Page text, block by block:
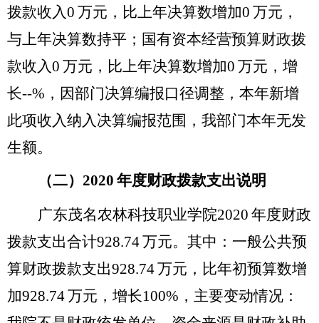
拨款收入0 万元，比上年决算数增加0 万元，
与上年决算数持平 ；国有资本经营预算财政拨
款收入0 万元，比上年决算数增加0 万元， 增
长--% ，因部门决算编报口径调整，本年新增
此项收入纳入决算编报范围，我部门本年无发
生额。
（二） 2020 年度财政拨款支出说明
广东茂名农林科技职业学院2020 年度财政
拨款支出合计928.74万元。其中：一般公共预
算财政拨款支出928.74万元，比年初预算数增
加928.74万元， 增长100% ，主要变动情况：